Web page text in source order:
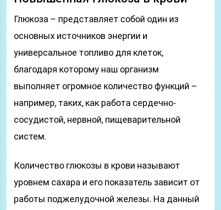
Глюкоза – представляет собой один из
основных источников энергии и
универсальное топливо для клеток,
благодаря которому наш организм
выполняет огромное количество функций –
например, таких, как работа сердечно-
сосудистой, нервной, пищеварительной
систем.
Количество глюкозы в крови называют
уровнем сахара и его показатель зависит от
работы поджелудочной железы. На данный